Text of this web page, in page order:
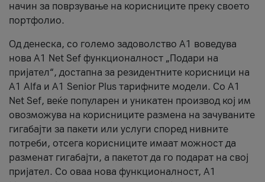
начин за поврзување на корисниците преку своето
портфолио.
Од денеска, со големо задоволство А1 воведува
нова A1 Net Sef функционалност „Подари на
пријател“, достапна за резидентните корисници на
А1 Alfa и A1 Senior Plus тарифните модели. Со A1
Net Sef, веќе популарен и уникатен производ кој им
овозможува на корисниците размена на зачуваните
гигабајти за пакети или услуги според нивните
потреби, отсега корисниците имаат можност да
разменат гигабајти, а пакетот да го подарат на свој
пријател. Со оваа нова функционалност, А1